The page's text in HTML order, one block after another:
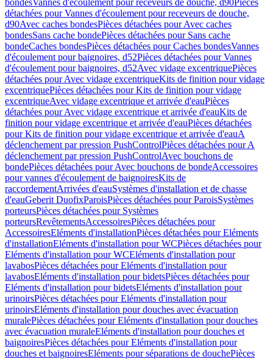
bondesVannes d'écoulement pour receveurs de douche, d90Pièces
détachées pour Vannes d'écoulement pour receveurs de douche,
d90Avec caches bondesPièces détachées pour Avec caches
bondesSans cache bondePièces détachées pour Sans cache
bondeCaches bondesPièces détachées pour Caches bondesVannes
d'écoulement pour baignoires, d52Pièces détachées pour Vannes
d'écoulement pour baignoires, d52Avec vidage excentriquePièces
détachées pour Avec vidage excentriqueKits de finition pour vidage
excentriquePièces détachées pour Kits de finition pour vidage
excentriqueAvec vidage excentrique et arrivée d'eauPièces
détachées pour Avec vidage excentrique et arrivée d'eauKits de
finition pour vidage excentrique et arrivée d'eauPièces détachées
pour Kits de finition pour vidage excentrique et arrivée d'eauA
déclenchement par pression PushControlPièces détachées pour A
déclenchement par pression PushControlAvec bouchons de
bondePièces détachées pour Avec bouchons de bondeAccessoires
pour vannes d'écoulement de baignoiresKits de
raccordementArrivées d'eauSystèmes d'installation et de chasse
d'eauGeberit DuofixParoisPièces détachées pour ParoisSystèmes
porteursPièces détachées pour Systèmes
porteursRevêtementsAccessoiresPièces détachées pour
AccessoiresEléments d'installationPièces détachées pour Eléments
d'installationEléments d'installation pour WCPièces détachées pour
Eléments d'installation pour WCEléments d'installation pour
lavabosPièces détachées pour Eléments d'installation pour
lavabosEléments d'installation pour bidetsPièces détachées pour
Eléments d'installation pour bidetsEléments d'installation pour
urinoirsPièces détachées pour Eléments d'installation pour
urinoirsEléments d'installation pour douches avec évacuation
muralePièces détachées pour Eléments d'installation pour douches
avec évacuation muraleEléments d'installation pour douches et
baignoiresPièces détachées pour Eléments d'installation pour
douches et baignoiresEléments pour séparations de douchePièces